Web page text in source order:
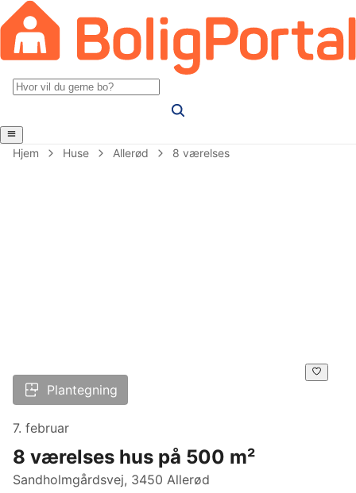
Hjem Huse Allerød 8 værelses
Plantegning
7. februar
8 værelses hus på 500 m²
Sandholmgårdsvej, 3450 Allerød